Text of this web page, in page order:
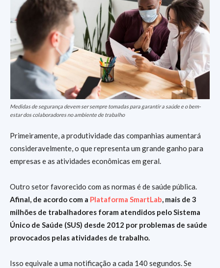
Medidas de segurança devem ser sempre tomadas para garantir a saúde e o bem-
estar dos colaboradores no ambiente de trabalho
Primeiramente, a produtividade das companhias aumentará
consideravelmente, o que representa um grande ganho para
empresas e as atividades econômicas em geral.
Outro setor favorecido com as normas é de saúde pública.
Afinal, de acordo com a Plataforma SmartLab , mais de 3
milhões de trabalhadores foram atendidos pelo Sistema
Único de Saúde (SUS) desde 2012 por problemas de saúde
provocados pelas atividades de trabalho.
Isso equivale a uma notificação a cada 140 segundos. Se